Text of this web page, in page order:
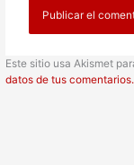
Este sitio usa Akismet
datos de tus comentarios.